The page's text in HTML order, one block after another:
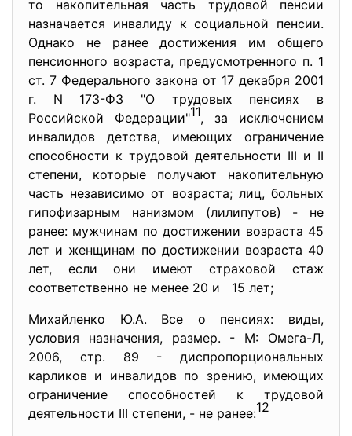
то накопительная часть трудовой пенсии
назначается инвалиду к социальной пенсии.
Однако не ранее достижения им общего
пенсионного возраста, предусмотренного п. 1
ст. 7 Федерального закона от 17 декабря 2001
г. N 173-ФЗ "О трудовых пенсиях в
Российской Федерации"11, за исключением
инвалидов детства, имеющих ограничение
способности к трудовой деятельности III и II
степени, которые получают накопительную
часть независимо от возраста; лиц, больных
гипофизарным нанизмом (лилипутов) - не
ранее: мужчинам по достижении возраста 45
лет и женщинам по достижении возраста 40
лет, если они имеют страховой стаж
соответственно не менее 20 и 15 лет;
Михайленко Ю.А. Все о пенсиях: виды,
условия назначения, размер. - М: Омега-Л,
2006, стр. 89 - диспропорциональных
карликов и инвалидов по зрению, имеющих
ограничение способностей к трудовой
деятельности III степени, - не ранее:12